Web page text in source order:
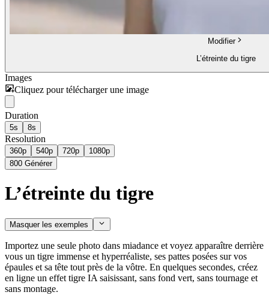
Modifier
L’étreinte du tigre
Images
Cliquez pour télécharger une image
Duration
5s 8s
Resolution
360p 540p 720p
1080p
800 Générer
L’étreinte du tigre
Masquer les exemples
Importez une seule photo dans miadance et voyez apparaître derrière
vous un tigre immense et hyperréaliste, ses pattes posées sur vos
épaules et sa tête tout près de la vôtre. En quelques secondes, créez
en ligne un effet tigre IA saisissant, sans fond vert, sans tournage et
sans montage.